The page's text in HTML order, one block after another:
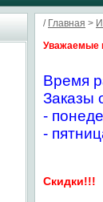
/ Главная >
Уважаемые
Время
Заказы
-
-
Скидки!!!